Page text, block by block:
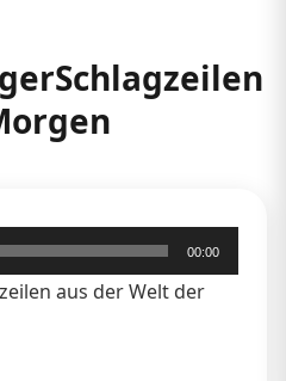
00:00
aus der Welt der